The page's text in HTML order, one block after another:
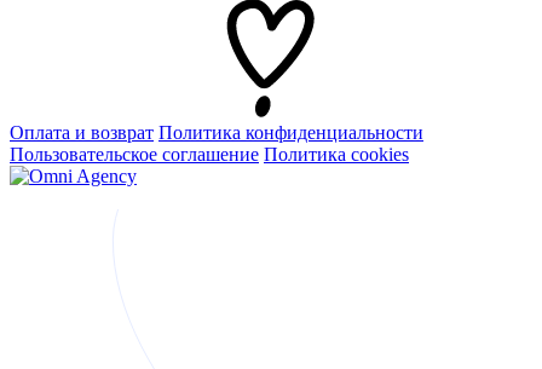
Оплата и возврат Политика конфиденциальности
Пользовательское соглашение Политика cookies